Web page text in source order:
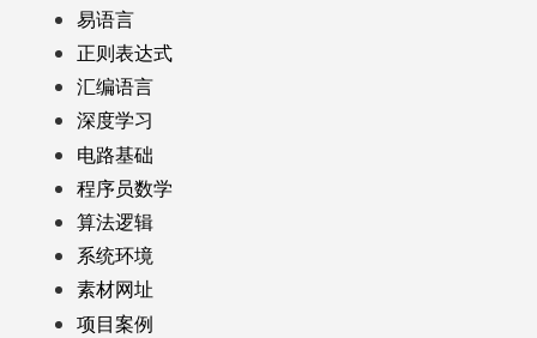
易语言
正则表达式
汇编语言
深度学习
电路基础
程序员数学
算法逻辑
系统环境
素材网址
项目案例